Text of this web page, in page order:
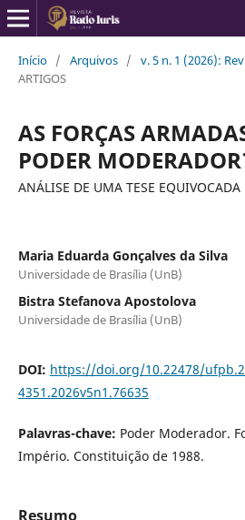
Início / Arquivos / v. 5 n. 1 (2026):
ARTIGOS
AS FORÇAS
PODER
ANÁLISE DE UMA TESE EQUIVOCADA
Maria Eduarda Gonçalves da Silva
Universidade de Brasília (UnB)
Bistra Stefanova Apostolova
Universidade de Brasília (UnB)
DOI: https://doi.org/10.22478/
4351.2026v5n1.76635
Palavras-chave: Poder Moderador.
Império. Constituição de 1988.
Resumo